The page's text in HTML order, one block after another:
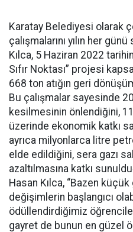
Karatay Belediyesi olarak
çalışmalarını yılın her
Kılca, 5 Haziran 2022
Sıfır Noktası” projesi
668 ton atığın geri
Bu çalışmalar sayesinde
kesilmesinin önlendiğini,
üzerinde ekonomik katkı
ayrıca milyonlarca litre
elde edildiğini, sera gazı
azaltılmasına katkı
Hasan Kılca, “Bazen
değişimlerin başlangıcı
ödüllendirdiğimiz
gayret de bunun en güzel